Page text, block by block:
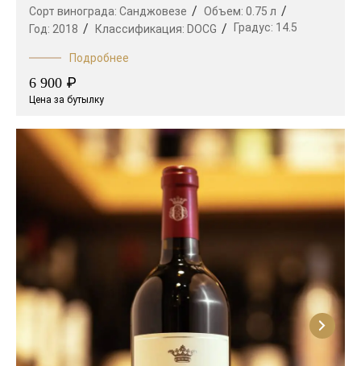
Сорт винограда: Санджовезе Объем: 0.75 л
Год: 2018 Классификация: DOCG Градус: 14.5
Подробнее
6 900 ₽
Цена за бутылку